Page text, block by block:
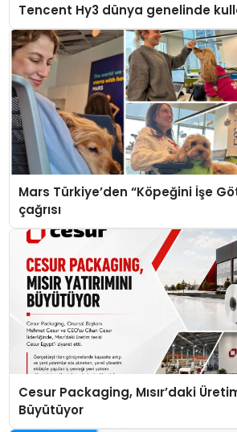
Tencent Hy3 dünya genelinde
Mars Türkiye’den “Köpeğini İşe
çağrısı
Cesur Packaging, Mısır’daki
Büyütüyor